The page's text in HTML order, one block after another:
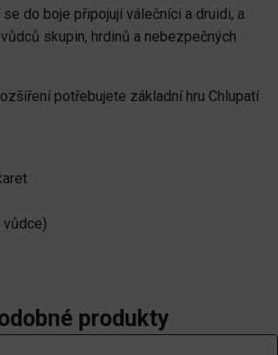
do boje připojují válečníci a druidi, a
skupin, hrdinů a nebezpečných
potřebujete základní hru Chlupatí
vůdce)
produkty